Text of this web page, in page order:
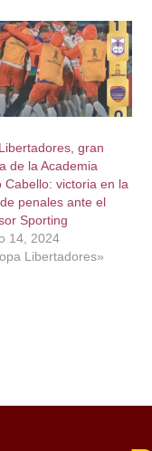
gran
de la Academia
Cabello: victoria en la
penales ante el
Sporting
14, 2024
Libertadores»